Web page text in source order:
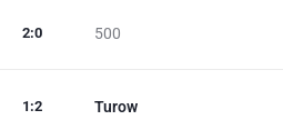
500
2:0
Turow
1 :2